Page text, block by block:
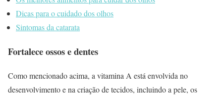
Dicas para o cuidado dos olhos
Sintomas da catarata
Fortalece ossos e dentes
Como mencionado acima, a vitamina A está envolvida no
desenvolvimento e na criação de tecidos, incluindo a pele, os